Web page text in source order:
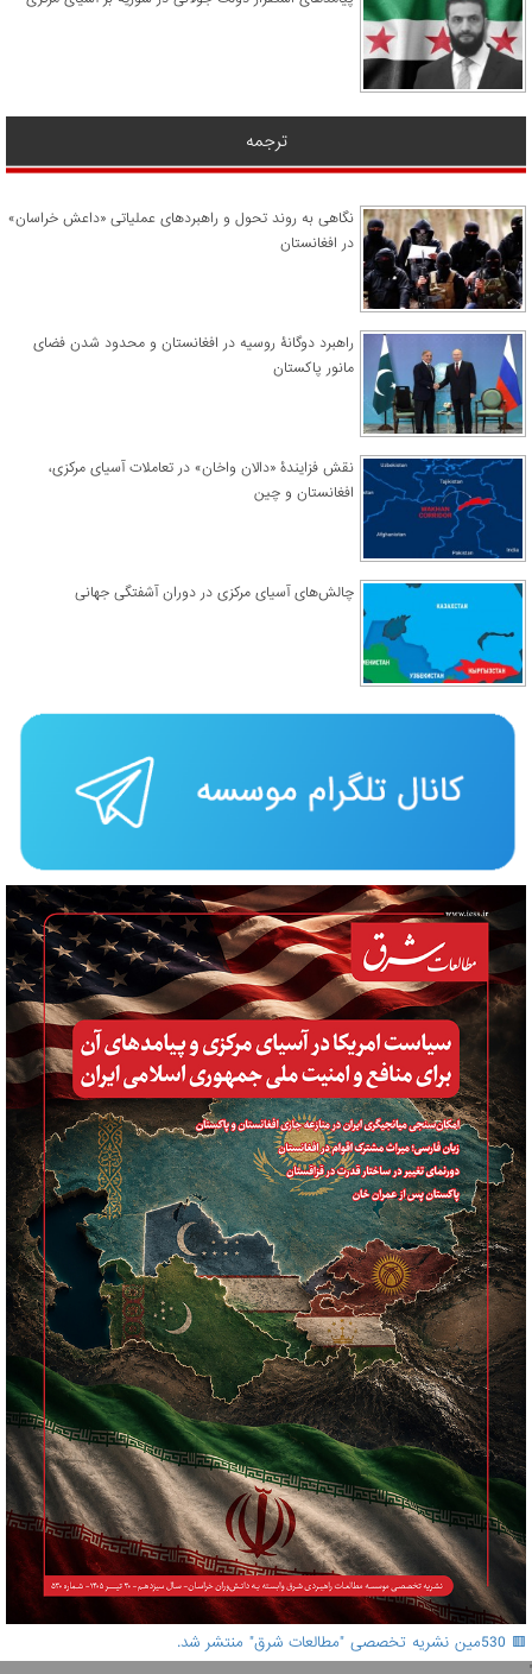
ترجمه
نگاهی به روند تحول و راهبردهای عملیاتی «داعش خراسان»
در افغانستان
راهبرد دوگانۀ روسیه در افغانستان و محدود شدن فضای
مانور پاکستان
نقش فزایندۀ «دالان واخان» در تعاملات آسیای مرکزی،
افغانستان و چین
چالش‌های آسیای مرکزی در دوران آشفتگی جهانی
🟥 530مین نشریه تخصصی "مطالعات شرق" منتشر شد.